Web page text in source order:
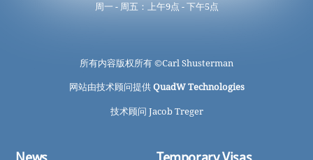
周一 - 周五：上午9点 - 下午5点
所有内容版权所有 ©Carl Shusterman
网站由技术顾问提供 QuadW Technologies
技术顾问 Jacob Treger